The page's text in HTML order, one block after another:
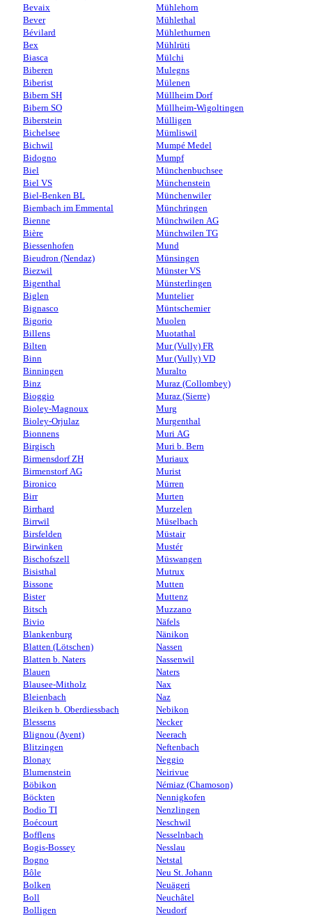
Bevaix
Bever
Bévilard
Bex
Biasca
Biberen
Biberist
Bibern SH
Bibern SO
Biberstein
Bichelsee
Bichwil
Bidogno
Biel
Biel VS
Biel-Benken BL
Biembach im Emmental
Bienne
Bière
Biessenhofen
Bieudron (Nendaz)
Biezwil
Bigenthal
Biglen
Bignasco
Bigorio
Billens
Bilten
Binn
Binningen
Binz
Bioggio
Bioley-Magnoux
Bioley-Orjulaz
Bionnens
Birgisch
Birmensdorf ZH
Birmenstorf AG
Bironico
Birr
Birrhard
Birrwil
Birsfelden
Birwinken
Bischofszell
Bisisthal
Bissone
Bister
Bitsch
Bivio
Blankenburg
Blatten (Lötschen)
Blatten b. Naters
Blauen
Blausee-Mitholz
Bleienbach
Bleiken b. Oberdiessbach
Blessens
Blignou (Ayent)
Blitzingen
Blonay
Blumenstein
Böbikon
Böckten
Bodio TI
Boécourt
Bofflens
Bogis-Bossey
Bogno
Bôle
Bolken
Boll
Bolligen
Mühlehorn
Mühlethal
Mühlethurnen
Mühlrüti
Mülchi
Mulegns
Mülenen
Müllheim Dorf
Müllheim-Wigoltingen
Mülligen
Mümliswil
Mumpé Medel
Mumpf
Münchenbuchsee
Münchenstein
Münchenwiler
Münchringen
Münchwilen AG
Münchwilen TG
Mund
Münsingen
Münster VS
Münsterlingen
Muntelier
Müntschemier
Muolen
Muotathal
Mur (Vully) FR
Mur (Vully) VD
Muralto
Muraz (Collombey)
Muraz (Sierre)
Murg
Murgenthal
Muri AG
Muri b. Bern
Muriaux
Murist
Mürren
Murten
Murzelen
Müselbach
Müstair
Mustér
Müswangen
Mutrux
Mutten
Muttenz
Muzzano
Näfels
Nänikon
Nassen
Nassenwil
Naters
Nax
Naz
Nebikon
Necker
Neerach
Neftenbach
Neggio
Neirivue
Némiaz (Chamoson)
Nennigkofen
Nenzlingen
Neschwil
Nesselnbach
Nesslau
Netstal
Neu St. Johann
Neuägeri
Neuchâtel
Neudorf